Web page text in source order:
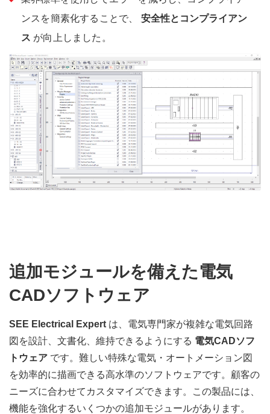
ンスを簡素化することで、 安全性とコンプライアン
ス が向上しました。
追加モジュールを備えた電気
CADソフトウェア
SEE Electrical Expert は、電気専門家が複雑な電気回路
図を設計、文書化、維持できるようにする 電気CADソフ
トウェア です。難しい特殊な電気・オートメーション図
を効率的に描画できる高水準のソフトウェアです。顧客の
ニーズに合わせてカスタマイズできます。この製品には、
機能を強化するいくつかの追加モジュールがあります。